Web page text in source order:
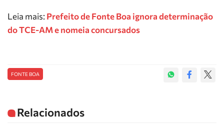
Leia mais: Prefeito de Fonte Boa ignora determinação
do TCE-AM e nomeia concursados
FONTE BOA
Relacionados